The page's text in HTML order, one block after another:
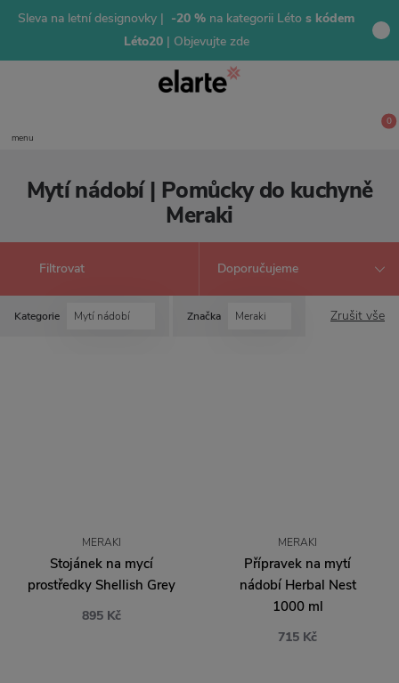
Sleva na letní designovky | -20 % na kategorii Léto s kódem
Léto20 | Objevujte zde
menu
0
Mytí nádobí | Pomůcky do kuchyně
Meraki
Filtrovat
Kategorie Mytí nádobí Značka Meraki Zrušit vše
MERAKI
Stojánek na mycí
prostředky Shellish Grey
895 Kč
MERAKI
Přípravek na mytí
nádobí Herbal Nest
1000 ml
715 Kč